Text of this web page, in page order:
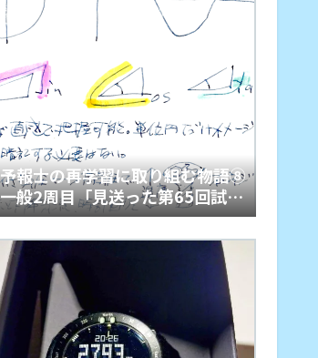
報士の再学習に取り組む物語⑧
般2周目「見送った第65回試